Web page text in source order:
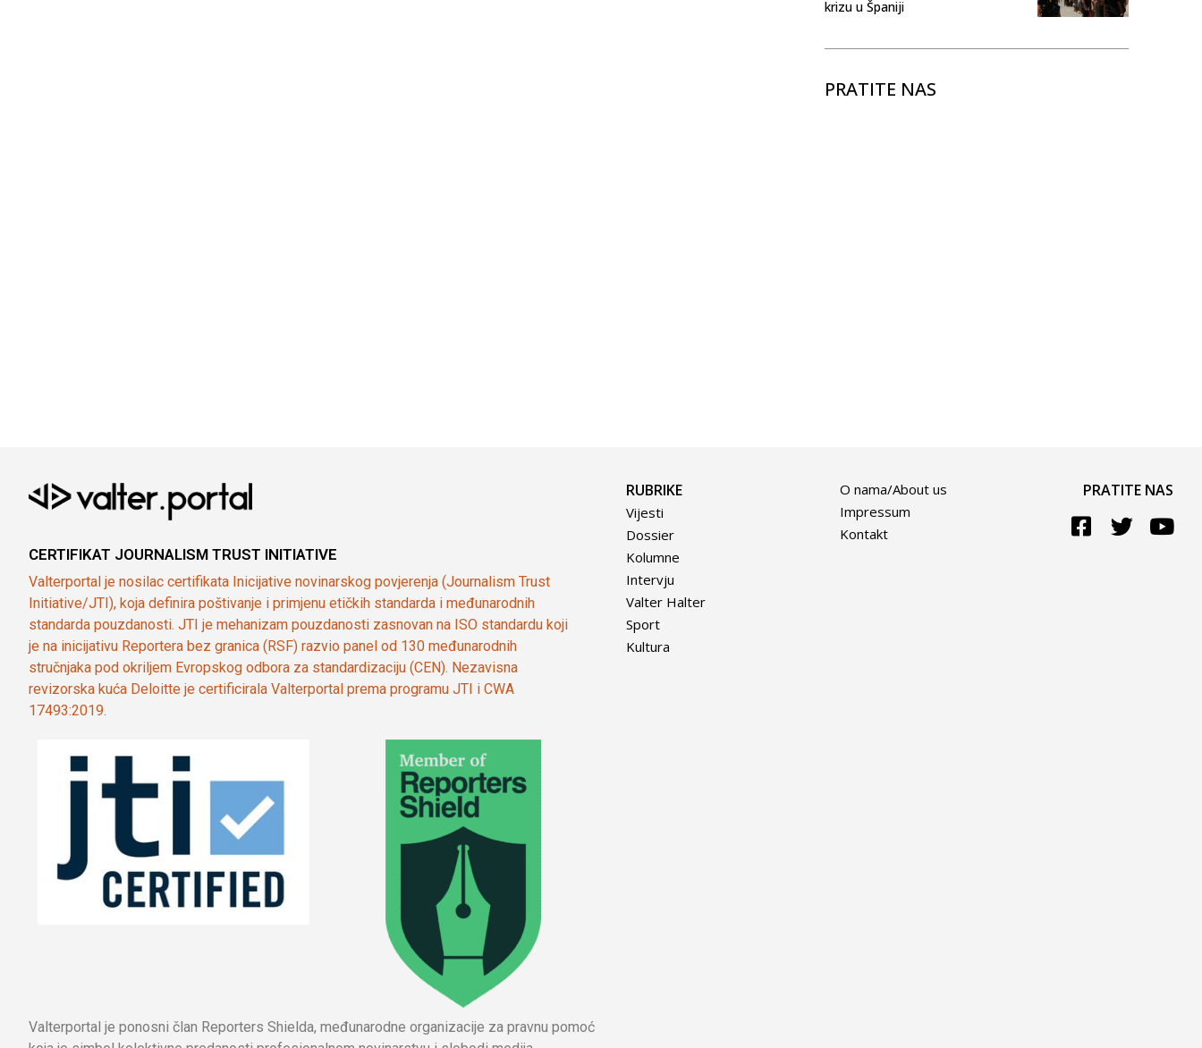
krizu u Španiji
PRATITE NAS
CERTIFIKAT JOURNALISM TRUST INITIATIVE
Valterportal je nosilac certifikata Inicijative novinarskog povjerenja (Journalism Trust
Initiative/JTI), koja definira poštivanje i primjenu etičkih standarda i međunarodnih
standarda pouzdanosti. JTI je mehanizam pouzdanosti zasnovan na ISO standardu koji
je na inicijativu Reportera bez granica (RSF) razvio panel od 130 međunarodnih
stručnjaka pod okriljem Evropskog odbora za standardizaciju (CEN). Nezavisna
revizorska kuća Deloitte je certificirala Valterportal prema programu JTI i CWA
17493:2019.
Valterportal je ponosni član Reporters Shielda, međunarodne organizacije za pravnu pomoć
RUBRIKE
Vijesti
Dossier
Kolumne
Intervju
Valter Halter
Sport
Kultura
O nama/About us
Impressum
Kontakt
PRATITE NAS